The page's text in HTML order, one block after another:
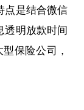
点是结合微信
透明放款时间
保险公司，